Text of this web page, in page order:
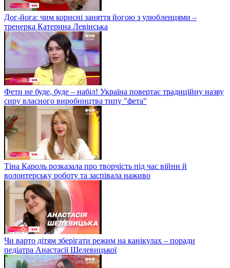
Дог-йога: чим корисні заняття йогою з улюбленцями –
тренерка Катерина Левінська
Фети не буде, буде – набіл! Україна повертає традиційну назву
сиру власного виробництва типу "фета"
Тіна Кароль розказала про творчість під час війни й
волонтерську роботу та заспівала наживо
Чи варто дітям зберігати режим на канікулах – поради
педіатра Анастасії Шелевицької